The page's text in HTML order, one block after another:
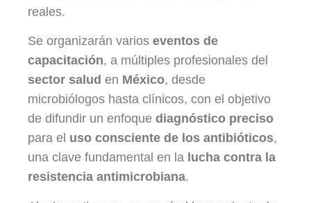
reales.
Se organizarán varios eventos de
capacitación, a múltiples profesionales del
sector salud en México, desde
microbiólogos hasta clínicos, con el objetivo
de difundir un enfoque diagnóstico preciso
para el uso consciente de los antibióticos,
una clave fundamental en la lucha contra la
resistencia antimicrobiana.